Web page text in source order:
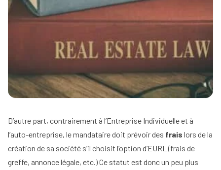
D’autre part, contrairement à l’Entreprise Individuelle et à
l’auto-entreprise, le mandataire doit prévoir des frais lors de la
création de sa société s’il choisit l’option d’EURL (frais de
greffe, annonce légale, etc.) Ce statut est donc un peu plus